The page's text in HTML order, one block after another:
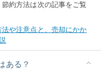
約方法は次の記事をご覧
や注意点と、売却にかか
ある？